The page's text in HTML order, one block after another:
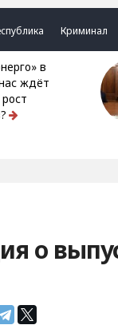
Криминал
ждёт
о